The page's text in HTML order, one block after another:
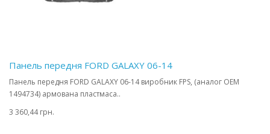
Панель передня FORD GALAXY 06-14
Панель передня FORD GALAXY 06-14 виробник FPS, (аналог OEM
1494734) армована пластмаса..
3 360,44 грн.